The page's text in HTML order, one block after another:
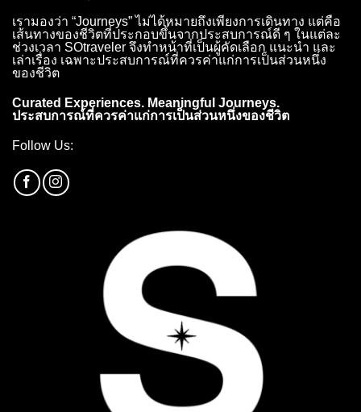
เรามองว่า “Journeys” ไม่ได้หมายถึงเพียงการเดินทาง แต่คือ
เส้นทางของชีวิตที่ประกอบขึ้นจากประสบการณ์ดี ๆ ในแต่ละ
ช่วงเวลา SOtraveler จึงทำหน้าที่เป็นผู้คัดเลือก แนะนำ และ
เล่าเรื่อง เฉพาะประสบการณ์ที่ควรค่าแก่การเป็นส่วนหนึ่ง
ของชีวิต
Curated Experiences. Meaningful Journeys.
ประสบการณ์ที่ควรค่าแก่การเป็นส่วนหนึ่งของชีวิต
Follow Us: